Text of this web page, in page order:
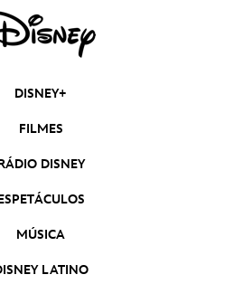
DISNEY+
FILMES
DISNEY
MÚSICA
LATINO